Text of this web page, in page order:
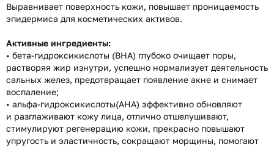
Выравнивает поверхность кожи, повышает проницаемость
эпидермиса для косметических активов.
Активные ингредиенты:
• бета-гидроксикислоты (ВНА) глубоко очищает поры,
растворяя жир изнутри, успешно нормализует деятельность
сальных желез, предотвращает появление акне и снимает
воспаление;
• альфа-гидроксикислоты(АНА) эффективно обновляют
и разглаживают кожу лица, отлично отшелушивают,
стимулируют регенерацию кожи, прекрасно повышают
упругость и эластичность, сокращают морщины, помогают